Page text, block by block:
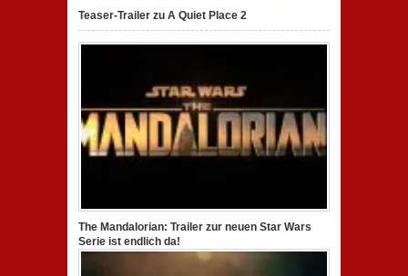
Teaser-Trailer zu A Quiet Place 2
The Mandalorian: Trailer zur neuen Star Wars
Serie ist endlich da!